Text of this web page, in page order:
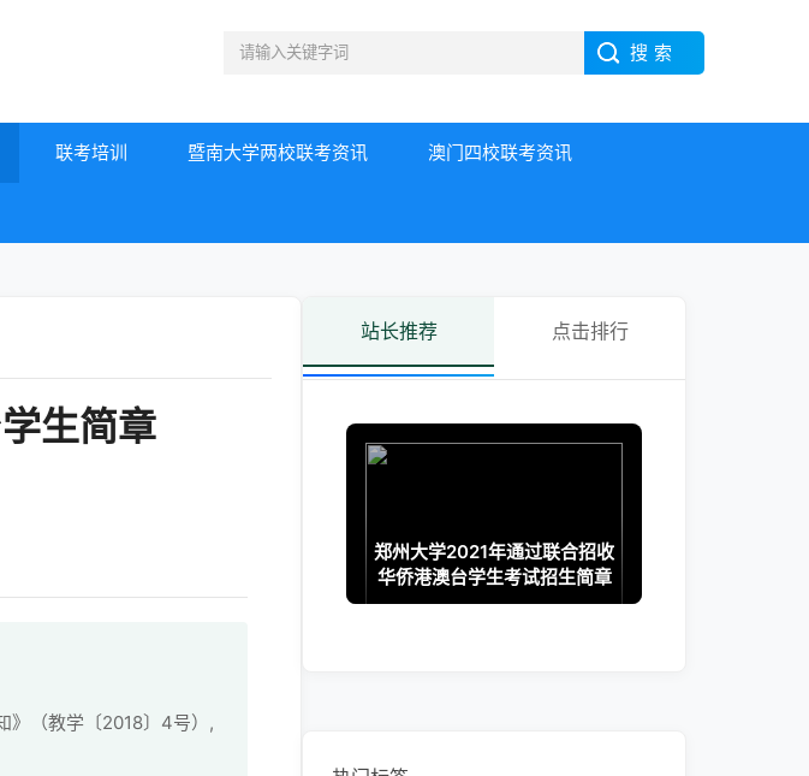
联考培训 暨南大学两校联考资讯 澳门四校联考资讯
生简章
》（教学〔2018〕4号）,
站长推荐 点击排行
郑州大学2021年通过联合招收
华侨港澳台学生考试招生简章